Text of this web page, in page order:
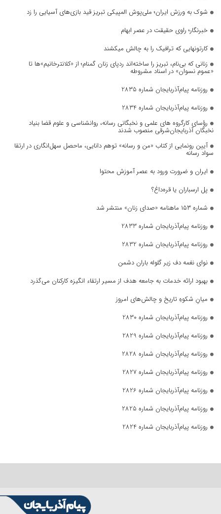
شوک به ورزش ایران؛ ملی‌پوش المپیکی تبریز قید بازی‌های آسیایی را زد
خبرنگار؛ راوی حقیقت در عصر ابهام
کارتونهایی که ترافیک را به چالش میکشند
زنانی که بی‌نام، تبریز را ساخته‌اند ردپای زنان گمنام؛ از «کلانترخانیم»ها تا
«عموم نسوان» در اسناد مشروطه
روزنامه پیام‌آذربایجان شماره 2835
روزنامه پیام‌آذربایجان شماره 2834
رؤسای کارگروه های علمی و نخبگانی رسانه، روانشناسی و علوم قضا بنیاد
نخبگان آذربایجان‌شرقی منصوب شدند
آیین رونمایی از کتاب «من و رسانه» توهم دانایی، ماحصل سهل‌انگاری در ارتقا
سواد رسانه
ایران و ضرورت ورود به عصر آموزش محتوا
پل ارسباران یا قره‌داغ؟
شماره ۱۵۳ ماهنامه «صدای زنان» منتشر شد
روزنامه پیام‌آذربایجان شماره 2833
روزنامه پیام‌آذربایجان شماره 2832
نوای نغمه دف زیر گلوله باران دشمن
بهبود ارائه خدمات به جامعه هدف از مسیر ارتقاء انگیزه کارکنان می‌گذرد
میانِ شکوهِ تاریخ و چالش‌های امروز
روزنامه پیام‌آذربایجان شماره 2830
روزنامه پیام‌آذربایجان شماره 2829
روزنامه پیام‌آذربایجان شماره 2828
روزنامه پیام‌آذربایجان شماره 2827
روزنامه پیام‌آذربایجان شماره 2826
روزنامه پیام‌آذربایجان شماره 2825
روزنامه پیام‌آذربایجان شماره 2824